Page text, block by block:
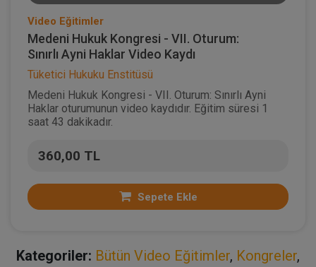
Video Eğitimler
Medeni Hukuk Kongresi - VII. Oturum:
Sınırlı Ayni Haklar Video Kaydı
Tüketici Hukuku Enstitüsü
Medeni Hukuk Kongresi - VII. Oturum: Sınırlı Ayni
Haklar oturumunun video kaydıdır. Eğitim süresi 1
saat 43 dakikadır.
360,00 TL
Sepete Ekle
Kategoriler: Bütün Video Eğitimler, Kongreler,